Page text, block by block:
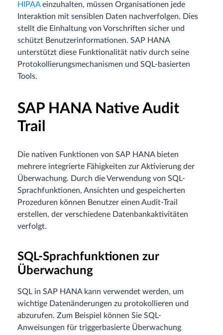
HIPAAeinzuhalten, müssen Organisationen jede
Interaktion mit sensiblen Daten nachverfolgen. Dies
stellt die Einhaltung von Vorschriften sicher und
schützt Benutzerinformationen. SAP HANA
unterstützt diese Funktionalität nativ durch seine
Protokollierungsmechanismen und SQL-basierten
Tools.
SAP HANA Native Audit
Trail
Die nativen Funktionen von SAP HANA bieten
mehrere integrierte Fähigkeiten zur Aktivierung der
Überwachung. Durch die Verwendung von SQL-
Sprachfunktionen, Ansichten und gespeicherten
Prozeduren können Benutzer einen Audit-Trail
erstellen, der verschiedene Datenbankaktivitäten
verfolgt.
SQL-Sprachfunktionen zur
Überwachung
SQL in SAP HANA kann verwendet werden, um
wichtige Datenänderungen zu protokollieren und
abzurufen. Zum Beispiel können Sie SQL-
Anweisungen für triggerbasierte Überwachung